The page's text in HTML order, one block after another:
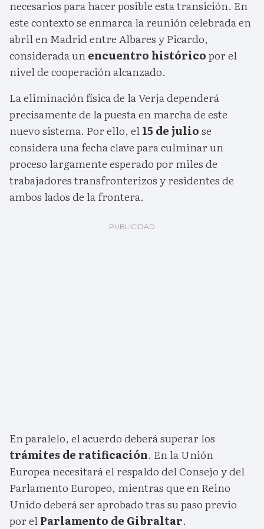
necesarios para hacer posible esta transición. En
este contexto se enmarca la reunión celebrada en
abril en Madrid entre Albares y Picardo,
considerada unencuentro históricopor el
nivel de cooperación alcanzado.
La eliminación física de la Verja dependerá
precisamente de la puesta en marcha de este
nuevo sistema. Por ello, el15 de juliose
considera una fecha clave para culminar un
proceso largamente esperado por miles de
trabajadores transfronterizos y residentes de
ambos lados de la frontera.
En paralelo, el acuerdo deberá superar los
trámites de ratificación. En la Unión
Europea necesitará el respaldo del Consejo y del
Parlamento Europeo, mientras que en Reino
Unido deberá ser aprobado tras su paso previo
por elParlamento de Gibraltar.